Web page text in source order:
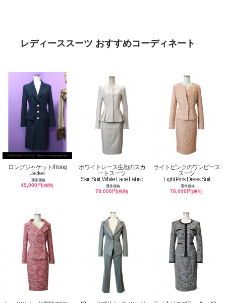
レディーススーツ おすすめコーディネート
ロングジャケット/Rong
Jacket
通常価格
49,000円(税別)
ホワイトレース生地のスカ
ートスーツ
Skirt Suit, White Lace Fabric
通常価格
78,000円(税別)
ライトピンクのワンピース
スーツ
Light Pink Dress Suit
通常価格
78,000円(税別)